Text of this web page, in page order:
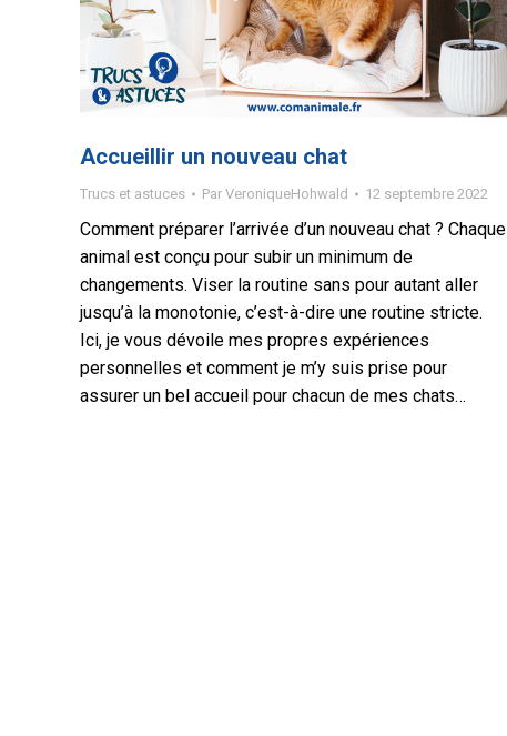
Accueillir un nouveau chat
Trucs et astuces Par VeroniqueHohwald 12 septembre 2022
Comment préparer l’arrivée d’un nouveau chat ? Chaque
animal est conçu pour subir un minimum de
changements. Viser la routine sans pour autant aller
jusqu’à la monotonie, c’est-à-dire une routine stricte.
Ici, je vous dévoile mes propres expériences
personnelles et comment je m’y suis prise pour
assurer un bel accueil pour chacun de mes chats…